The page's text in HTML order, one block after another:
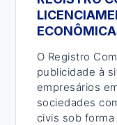
O Registro
publicidade à
empresários
sociedades
civis sob forma